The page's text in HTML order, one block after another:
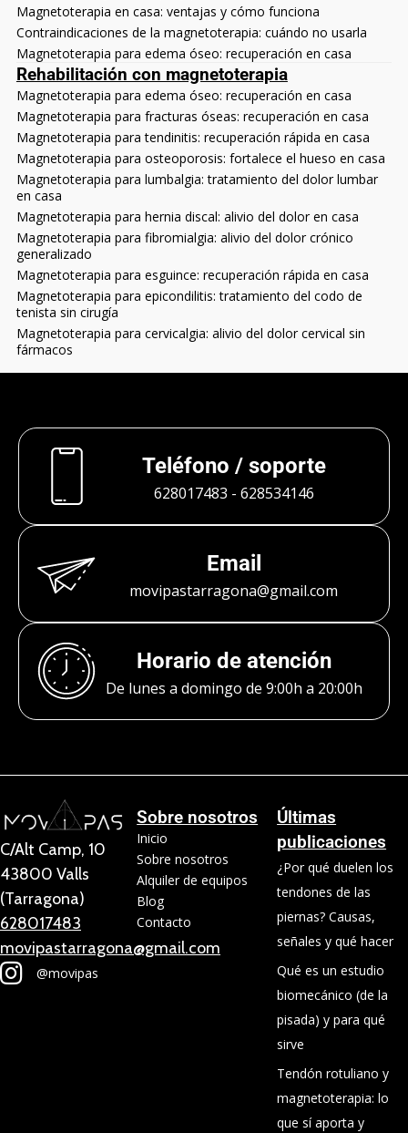
Magnetoterapia en casa: ventajas y cómo funciona
Contraindicaciones de la magnetoterapia: cuándo no usarla
Magnetoterapia para edema óseo: recuperación en casa
Rehabilitación con magnetoterapia
Magnetoterapia para edema óseo: recuperación en casa
Magnetoterapia para fracturas óseas: recuperación en casa
Magnetoterapia para tendinitis: recuperación rápida en casa
Magnetoterapia para osteoporosis: fortalece el hueso en casa
Magnetoterapia para lumbalgia: tratamiento del dolor lumbar
en casa
Magnetoterapia para hernia discal: alivio del dolor en casa
Magnetoterapia para fibromialgia: alivio del dolor crónico
generalizado
Magnetoterapia para esguince: recuperación rápida en casa
Magnetoterapia para epicondilitis: tratamiento del codo de
tenista sin cirugía
Magnetoterapia para cervicalgia: alivio del dolor cervical sin
fármacos
Teléfono / soporte
628017483 - 628534146
Email
movipastarragona@gmail.com
Horario de atención
De lunes a domingo de 9:00h a 20:00h
C/Alt Camp, 10
43800 Valls
(Tarragona)
628017483
movipastarragona@gmail.com
@movipas
Sobre nosotros
Inicio
Sobre nosotros
Alquiler de equipos
Blog
Contacto
Últimas
publicaciones
¿Por qué duelen los
tendones de las
piernas? Causas,
señales y qué hacer
Qué es un estudio
biomecánico (de la
pisada) y para qué
sirve
Tendón rotuliano y
magnetoterapia: lo
que sí aporta y